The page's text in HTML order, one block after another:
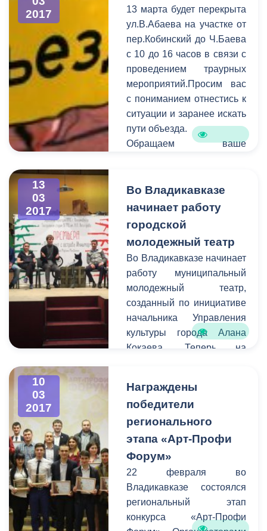
В период c 6 по 13 марта
на горячую линию единой
дежурно-диспетчерской
службы поступило 122
оперативном порядке
устраняют проблемы в
сфере ЖКХ.
2017
13 марта будет перекрыта
ул.В.Абаева на участке от
пер.Кобинский до Ч.Баева
с 10 до 16 часов в связи с
проведением траурных
мероприятий.Просим вас
с пониманием отнестись к
ситуации и заранее искать
пути объезда.
Обращаем ваше
своевременно сообщать
информацию о
планируемом перекрытии
в администрацию города.
Смысл этого оповещения
состоит в том, чтобы АМС
г. Владикавказ имела
возможность
предупредить остальных
граждан города о
временных неудобствах
13
03
2017
Во Владикавказе
начинает работу
городской
молодежный театр
Во Владикавказе начинает
работу муниципальный
молодежный театр,
созданный по инициативе
начальника Управления
культуры города Алана
Кокаева. Теперь на
Павленко молодые
актеры и режиссеры
смогут воплощать свои
самые смелые творческие
идеи и замыслы.
Накануне на этой сцене
прошло первое
мероприятие - премьера
спектакля «Лейтенант с
острова Инишмор»
10
03
2017
Награждены
победители
регионального
этапа «Арт-Профи
Форум»
22 февраля во
Владикавказе состоялся
региональный этап
конкурса «Арт-Профи